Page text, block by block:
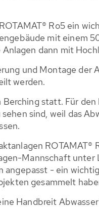
Ro5 ein
mit einem
dann mit
und Montage
werden.
statt. Für
sind, weil das
ROTAMAT®
Mannschaft
- ein
gesammelt
Handbreit